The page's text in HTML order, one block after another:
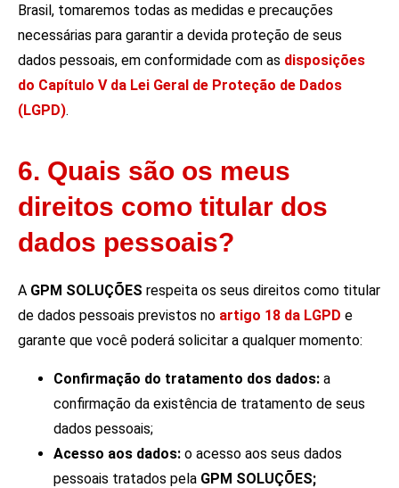
Brasil, tomaremos todas as medidas e precauções
necessárias para garantir a devida proteção de seus
dados pessoais, em conformidade com as disposições
do Capítulo V da Lei Geral de Proteção de Dados
(LGPD).
6. Quais são os meus
direitos como titular dos
dados pessoais?
A GPM SOLUÇÕES respeita os seus direitos como titular
de dados pessoais previstos no artigo 18 da LGPD e
garante que você poderá solicitar a qualquer momento:
Confirmação do tratamento dos dados: a
confirmação da existência de tratamento de seus
dados pessoais;
Acesso aos dados: o acesso aos seus dados
pessoais tratados pela GPM SOLUÇÕES;